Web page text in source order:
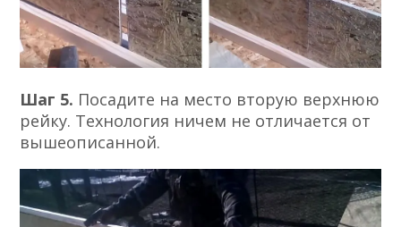
Шаг 5. Посадите на место вторую верхнюю
рейку. Технология ничем не отличается от
вышеописанной.